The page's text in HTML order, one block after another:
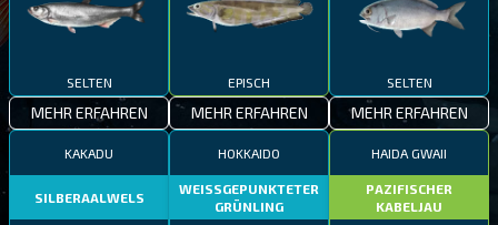
SELTEN
MEHR ERFAHREN
EPISCH
MEHR ERFAHREN
SELTEN
MEHR ERFAHREN
KAKADU
SILBERAALWELS
HOKKAIDO
WEISSGEPUNKTETER
GRÜNLING
HAIDA GWAII
PAZIFISCHER
KABELJAU